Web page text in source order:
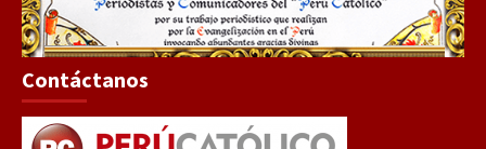
Contáctanos